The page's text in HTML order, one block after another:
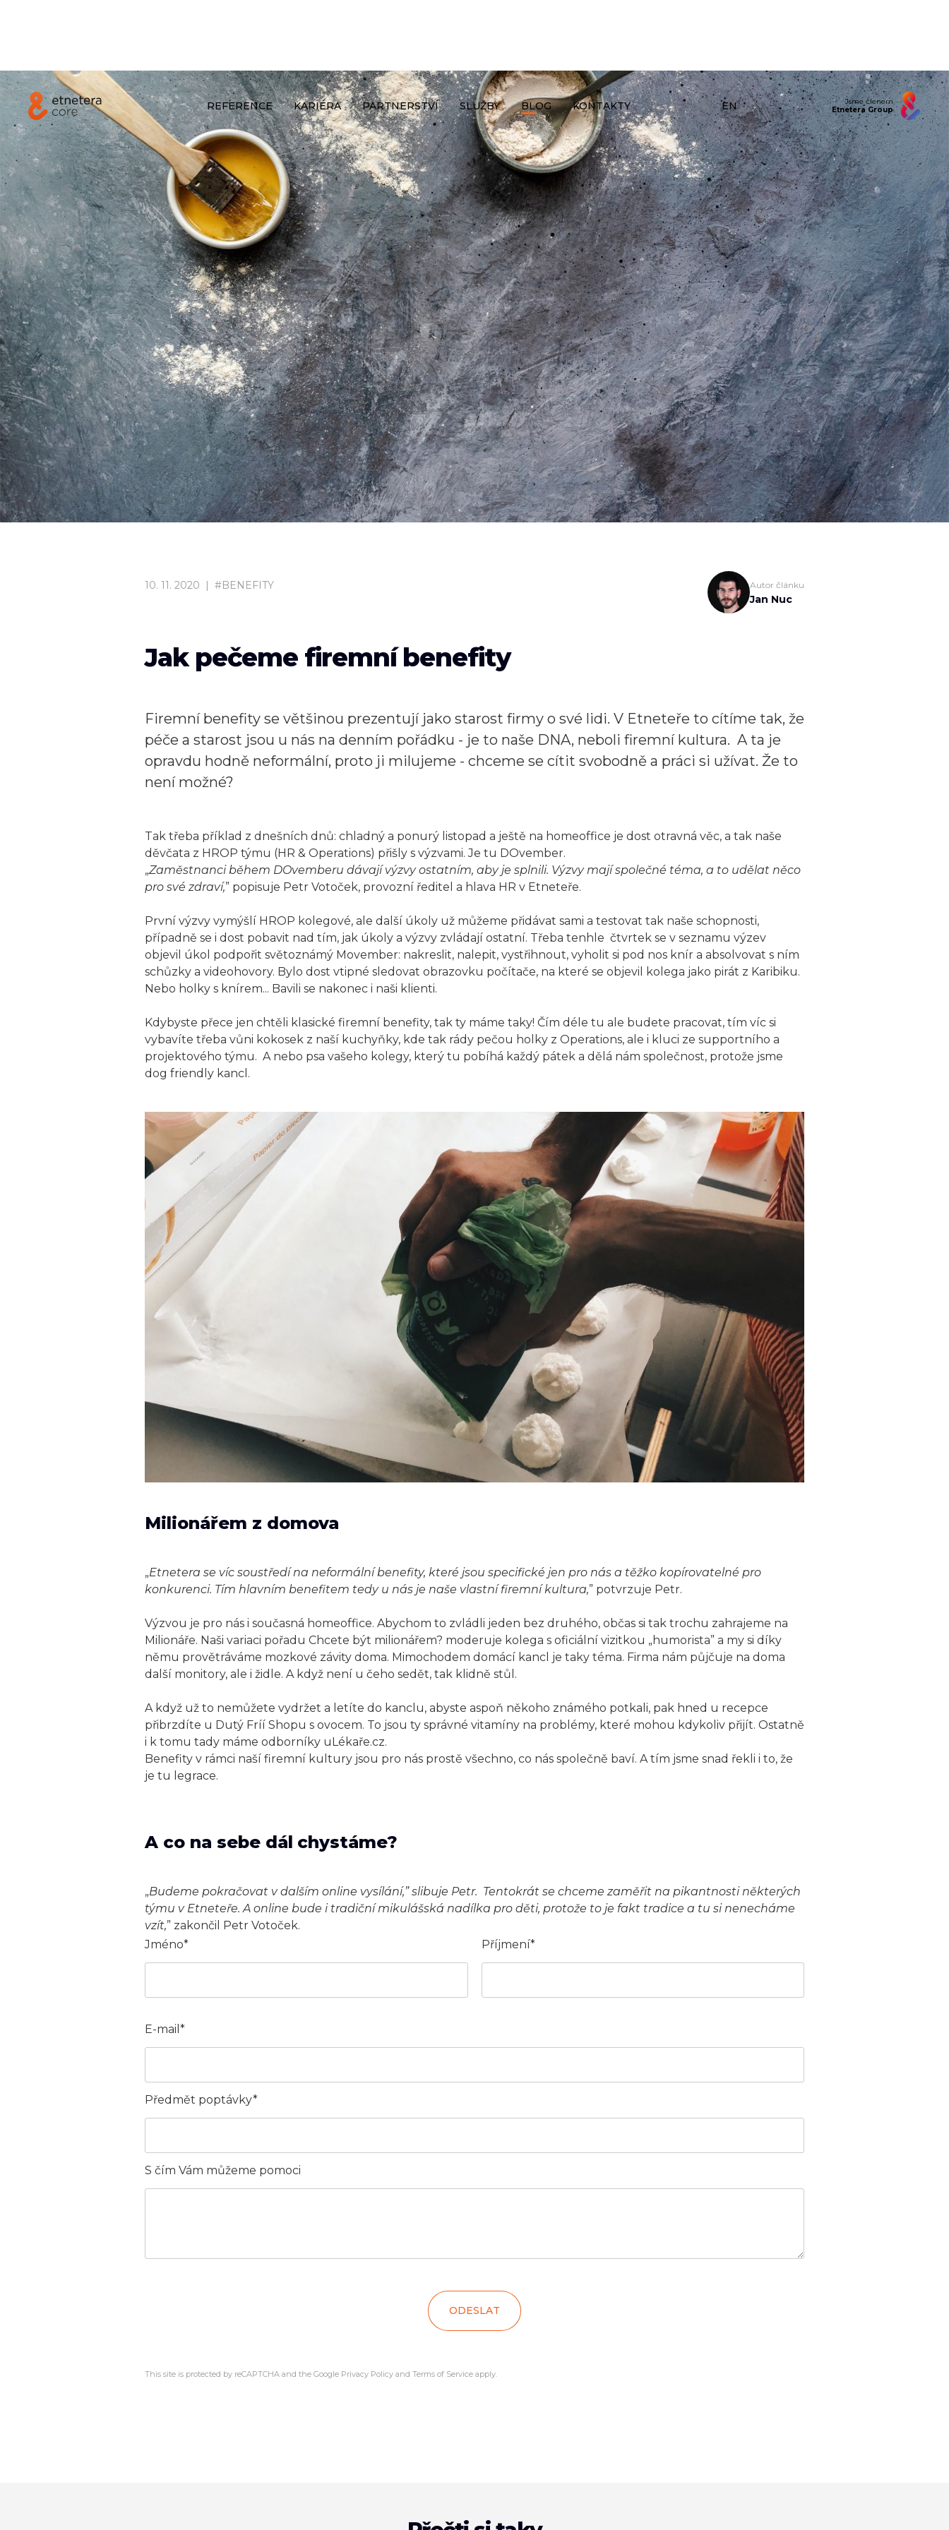
REFERENCE KARIÉRA PARTNERSTVÍ SLUŽBY BLOG KONTAKTY EN
Jsme členem
Etnetera Group
10. 11. 2020 | #BENEFITY Autor článku
Jan Nuc
Jak pečeme firemní benefity
Firemní benefity se většinou prezentují jako starost firmy o své lidi. V Etneteře to cítíme tak, že
péče a starost jsou u nás na denním pořádku - je to naše DNA, neboli firemní kultura. A ta je
opravdu hodně neformální, proto ji milujeme - chceme se cítit svobodně a práci si užívat. Že to
není možné?
Tak třeba příklad z dnešních dnů: chladný a ponurý listopad a ještě na homeoffice je dost otravná věc, a tak naše
děvčata z HROP týmu (HR & Operations) přišly s výzvami. Je tu DOvember.
„Zaměstnanci během DOvemberu dávají výzvy ostatním, aby je splnili. Výzvy mají společné téma, a to udělat něco
pro své zdraví,” popisuje Petr Votoček, provozní ředitel a hlava HR v Etneteře.
První výzvy vymýšlí HROP kolegové, ale další úkoly už můžeme přidávat sami a testovat tak naše schopnosti,
případně se i dost pobavit nad tím, jak úkoly a výzvy zvládají ostatní. Třeba tenhle čtvrtek se v seznamu výzev
objevil úkol podpořit světoznámý Movember: nakreslit, nalepit, vystřihnout, vyholit si pod nos knír a absolvovat s ním
schůzky a videohovory. Bylo dost vtipné sledovat obrazovku počítače, na které se objevil kolega jako pirát z Karibiku.
Nebo holky s knírem... Bavili se nakonec i naši klienti.
Kdybyste přece jen chtěli klasické firemní benefity, tak ty máme taky! Čím déle tu ale budete pracovat, tím víc si
vybavíte třeba vůni kokosek z naší kuchyňky, kde tak rády pečou holky z Operations, ale i kluci ze supportního a
projektového týmu. A nebo psa vašeho kolegy, který tu pobíhá každý pátek a dělá nám společnost, protože jsme
dog friendly kancl.
Milionářem z domova
„Etnetera se víc soustředí na neformální benefity, které jsou specifické jen pro nás a těžko kopírovatelné pro
konkurenci. Tím hlavním benefitem tedy u nás je naše vlastní firemní kultura,” potvrzuje Petr.
Výzvou je pro nás i současná homeoffice. Abychom to zvládli jeden bez druhého, občas si tak trochu zahrajeme na
Milionáře. Naši variaci pořadu Chcete být milionářem? moderuje kolega s oficiální vizitkou „humorista” a my si díky
němu provětráváme mozkové závity doma. Mimochodem domácí kancl je taky téma. Firma nám půjčuje na doma
další monitory, ale i židle. A když není u čeho sedět, tak klidně stůl.
A když už to nemůžete vydržet a letíte do kanclu, abyste aspoň někoho známého potkali, pak hned u recepce
přibrzdíte u Dutý Fríí Shopu s ovocem. To jsou ty správné vitamíny na problémy, které mohou kdykoliv přijít. Ostatně
i k tomu tady máme odborníky uLékaře.cz.
Benefity v rámci naší firemní kultury jsou pro nás prostě všechno, co nás společně baví. A tím jsme snad řekli i to, že
je tu legrace.
A co na sebe dál chystáme?
„Budeme pokračovat v dalším online vysílání,” slibuje Petr. Tentokrát se chceme zaměřit na pikantnosti některých
týmu v Etneteře. A online bude i tradiční mikulášská nadílka pro děti, protože to je fakt tradice a tu si nenecháme
vzít,” zakončil Petr Votoček.
Jméno*
Příjmení*
E-mail*
Předmět poptávky*
S čím Vám můžeme pomoci
ODESLAT
This site is protected by reCAPTCHA and the Google Privacy Policy and Terms of Service apply.